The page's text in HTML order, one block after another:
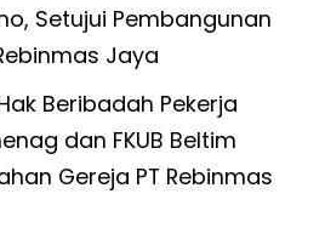
Setujui Pembangunan
Jaya
Beribadah Pekerja
dan FKUB Beltim
Gereja PT Rebinmas